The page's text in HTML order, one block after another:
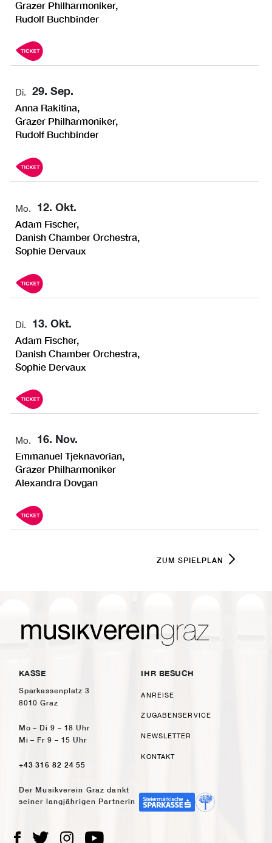
Grazer Philharmoniker,
Rudolf Buchbinder
29. Sep.
Di.
Anna Rakitina,
Grazer Philharmoniker,
Rudolf Buchbinder
12. Okt.
Mo.
Adam Fischer,
Danish Chamber Orchestra,
Sophie Dervaux
13. Okt.
Di.
Adam Fischer,
Danish Chamber Orchestra,
Sophie Dervaux
16. Nov.
Mo.
Emmanuel Tjeknavorian,
Grazer Philharmoniker
Alexandra Dovgan
ZUM SPIELPLAN
KASSE
Sparkassenplatz 3
8010 Graz
Mo – Di 9 – 18 Uhr
Mi – Fr 9 – 15 Uhr
+43 316 82 24 55
IHR BESUCH
ANREISE
ZUGABENSERVICE
NEWSLETTER
KONTAKT
Der Musikverein Graz dankt
seiner langjährigen Partnerin